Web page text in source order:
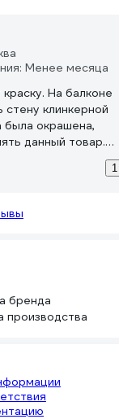
Менее месяца
На балконе
клинкерной
была окрашена,
данный товар.
три дня работы я 1
бренда
производства